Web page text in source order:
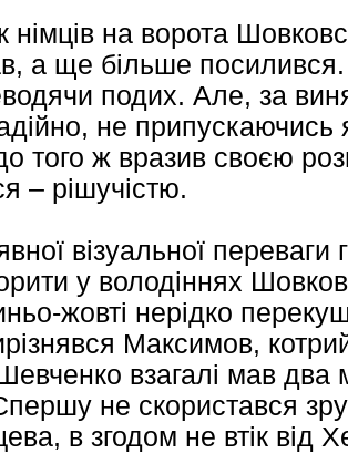
німців на ворота
а ще більше
подих. Але, за
не
того ж вразив своєю
– рішучістю.
візуальної
у володіннях
жовті нерідко
Максимов,
взагалі мав
не скористався
в згодом не втік від